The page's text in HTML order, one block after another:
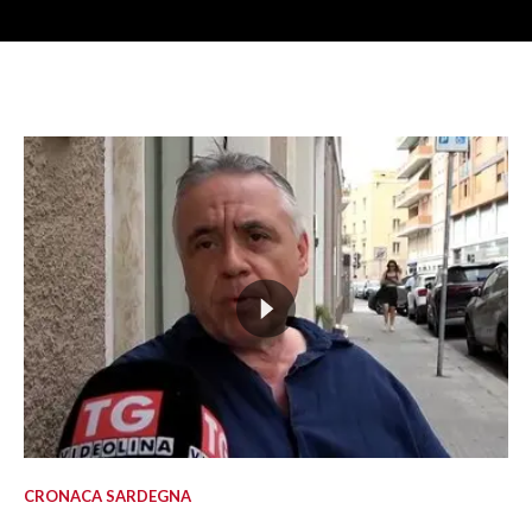
CRONACA SARDEGNA